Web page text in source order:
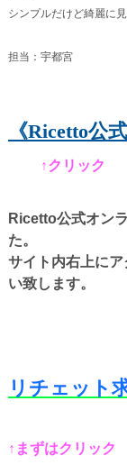
シンプルだけど綺麗に
担当：宇都宮
《Ricetto公
↑クリック
Ricetto公式オン
た。
サイト内右上に
い致します。
リチェット
↑まずはクリック